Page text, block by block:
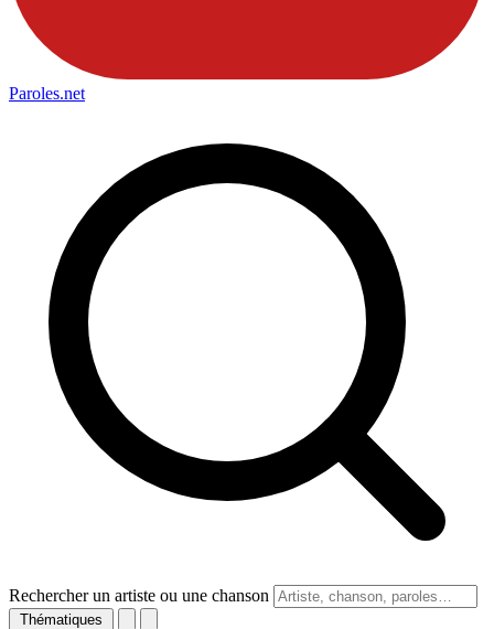
Paroles.net
Rechercher un artiste ou une chanson
Thématiques